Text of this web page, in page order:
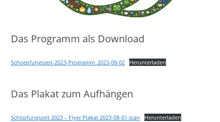
Das Programm als Download
Schoepfungszeit-2023-Programm_2023-09-02 Herunterladen
Das Plakat zum Aufhängen
Schöpfungszeit 2023 – Flyer Plakat 2023-08-01 scan Herunterladen